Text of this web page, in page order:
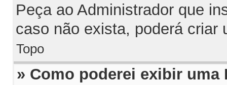
Peça ao Administrador que
caso não exista, poderá criar
Topo
» Como poderei exibir uma